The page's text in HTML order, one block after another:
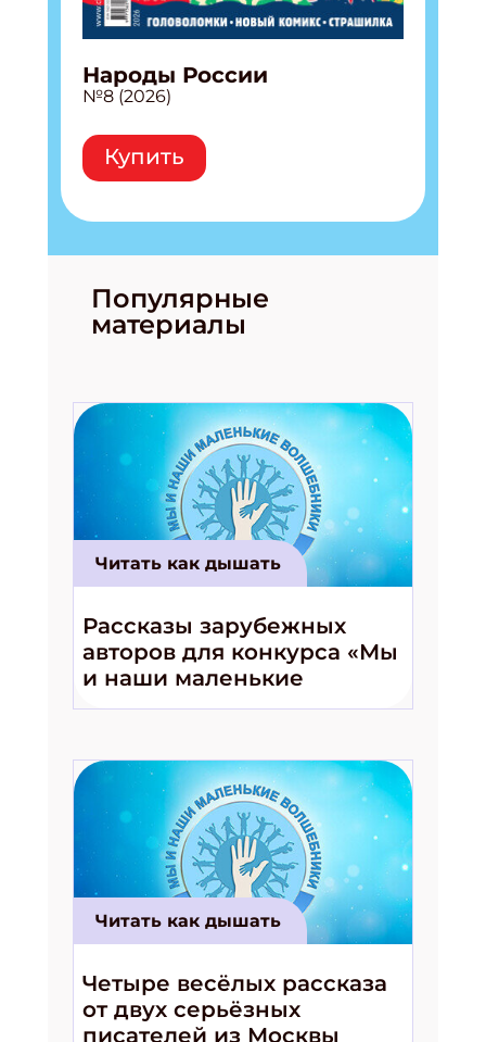
Народы России
№8 (2026)
Купить
Популярные
материалы
Читать как дышать
Рассказы зарубежных
авторов для конкурса «Мы
и наши маленькие
волшебники!»
Читать как дышать
Четыре весёлых рассказа
от двух серьёзных
писателей из Москвы